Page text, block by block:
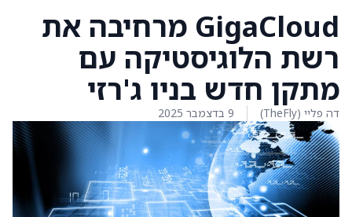
GigaCloud מרחיבה את
רשת הלוגיסטיקה עם
מתקן חדש בניו ג'רזי
דה פליי (TheFly) 9 בדצמבר 2025